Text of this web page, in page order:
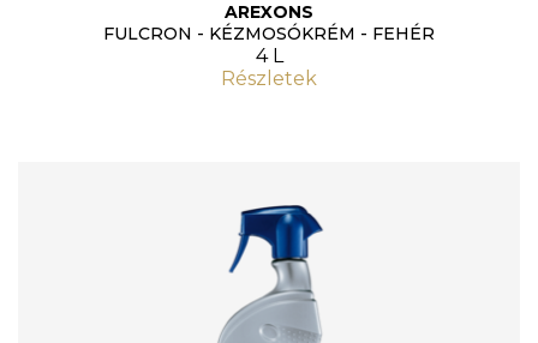
AREXONS
FULCRON - KÉZMOSÓKRÉM - FEHÉR
4 L
Részletek